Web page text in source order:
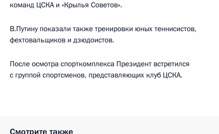
команд ЦСКА и «Крылья Советов».
В.Путину показали также тренировки юных теннисистов,
фехтовальщиков и дзюдоистов.
После осмотра спорткомплекса Президент встретился
с группой спортсменов, представляющих клуб ЦСКА.